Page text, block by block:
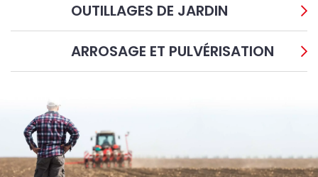
OUTILLAGES DE JARDIN
ARROSAGE ET PULVÉRISATION